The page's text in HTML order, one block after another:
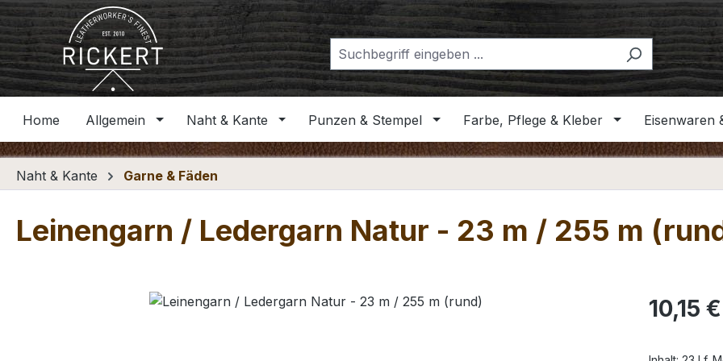
Hauptinhalt springen
Zur Suche springen
Zur Hauptnavigation springen
Home Allgemein Naht & Kante Punzen & Stempel Farbe, Pflege & Kleber Eisenwaren
Naht & Kante Garne & Fäden
Leinengarn / Ledergarn Natur - 23 m / 255 m
Bildergalerie überspringen Regulärer
10,15 €